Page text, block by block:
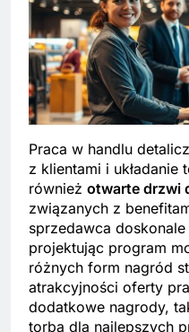
Praca w handlu
z klientami i układanie
również otwarte drzwi
związanych z
sprzedawca
projektując program
różnych form nagród
atrakcyjności oferty
dodatkowe nagrody,
torba dla najlepszych